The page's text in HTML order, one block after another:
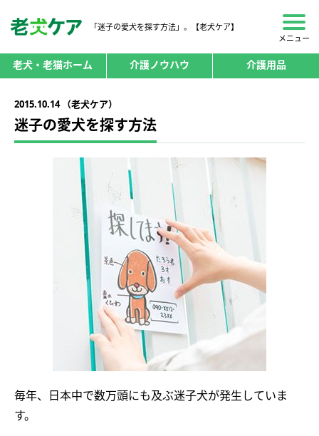
「迷子の愛犬を探す方法」。【老犬ケア】
メニュー
老犬・老猫ホーム 介護ノウハウ 介護用品
2015.10.14 （老犬ケア）
迷子の愛犬を探す方法
毎年、日本中で数万頭にも及ぶ迷子犬が発生していま
す。